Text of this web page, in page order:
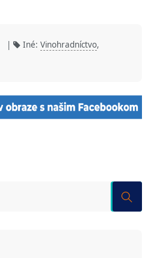
| Iné: Vinohradníctvo,